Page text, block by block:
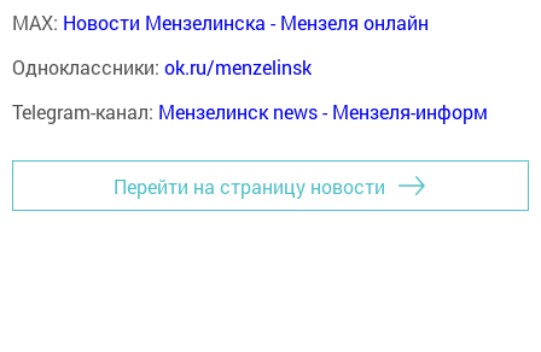
MAX: Новости Мензелинска - Мензеля онлайн
Одноклассники: ok.ru/menzelinsk
Telegram-канал: Мензелинск news - Мензеля-информ
Перейти на страницу новости